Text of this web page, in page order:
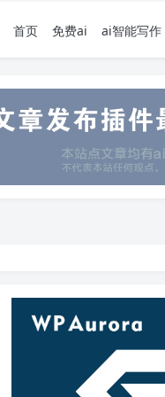
首页 免费ai ai智能写作